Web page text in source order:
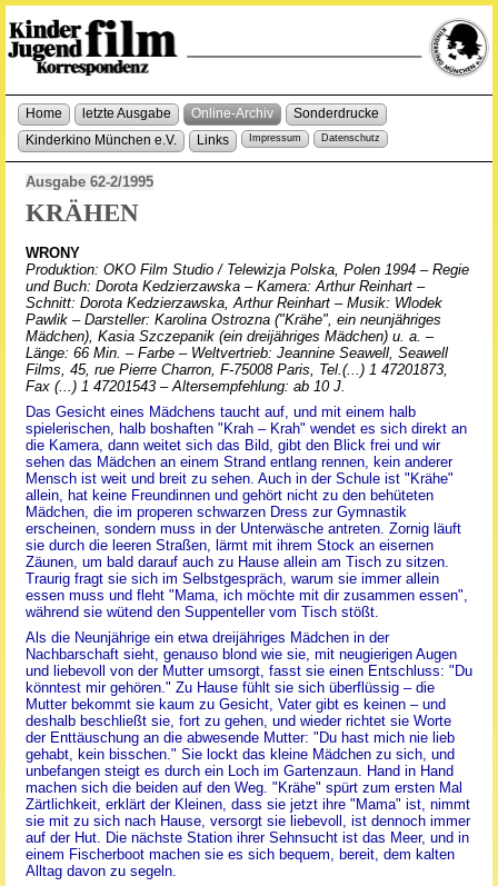
Home letzte Ausgabe Online-Archiv
Sonderdrucke
Kinderkino München e.V.
Links Impressum Datenschutz
Ausgabe 62-2/1995
KRÄHEN
WRONY
Produktion: OKO Film Studio / Telewizja Polska, Polen 1994 – Regie
und Buch: Dorota Kedzierzawska – Kamera: Arthur Reinhart –
Schnitt: Dorota Kedzierzawska, Arthur Reinhart – Musik: Wlodek
Pawlik – Darsteller: Karolina Ostrozna ("Krähe", ein neunjähriges
Mädchen), Kasia Szczepanik (ein dreijähriges Mädchen) u. a. –
Länge: 66 Min. – Farbe – Weltvertrieb: Jeannine Seawell, Seawell
Films, 45, rue Pierre Charron, F-75008 Paris, Tel.(...) 1 47201873,
Fax (...) 1 47201543 – Altersempfehlung: ab 10 J.
Das Gesicht eines Mädchens taucht auf, und mit einem halb
spielerischen, halb boshaften "Krah – Krah" wendet es sich direkt an
die Kamera, dann weitet sich das Bild, gibt den Blick frei und wir
sehen das Mädchen an einem Strand entlang rennen, kein anderer
Mensch ist weit und breit zu sehen. Auch in der Schule ist "Krähe"
allein, hat keine Freundinnen und gehört nicht zu den behüteten
Mädchen, die im properen schwarzen Dress zur Gymnastik
erscheinen, sondern muss in der Unterwäsche antreten. Zornig läuft
sie durch die leeren Straßen, lärmt mit ihrem Stock an eisernen
Zäunen, um bald darauf auch zu Hause allein am Tisch zu sitzen.
Traurig fragt sie sich im Selbstgespräch, warum sie immer allein
essen muss und fleht "Mama, ich möchte mit dir zusammen essen",
während sie wütend den Suppenteller vom Tisch stößt.
Als die Neunjährige ein etwa dreijähriges Mädchen in der
Nachbarschaft sieht, genauso blond wie sie, mit neugierigen Augen
und liebevoll von der Mutter umsorgt, fasst sie einen Entschluss: "Du
könntest mir gehören." Zu Hause fühlt sie sich überflüssig – die
Mutter bekommt sie kaum zu Gesicht, Vater gibt es keinen – und
deshalb beschließt sie, fort zu gehen, und wieder richtet sie Worte
der Enttäuschung an die abwesende Mutter: "Du hast mich nie lieb
gehabt, kein bisschen." Sie lockt das kleine Mädchen zu sich, und
unbefangen steigt es durch ein Loch im Gartenzaun. Hand in Hand
machen sich die beiden auf den Weg. "Krähe" spürt zum ersten Mal
Zärtlichkeit, erklärt der Kleinen, dass sie jetzt ihre "Mama" ist, nimmt
sie mit zu sich nach Hause, versorgt sie liebevoll, ist dennoch immer
auf der Hut. Die nächste Station ihrer Sehnsucht ist das Meer, und in
einem Fischerboot machen sie es sich bequem, bereit, dem kalten
Alltag davon zu segeln.